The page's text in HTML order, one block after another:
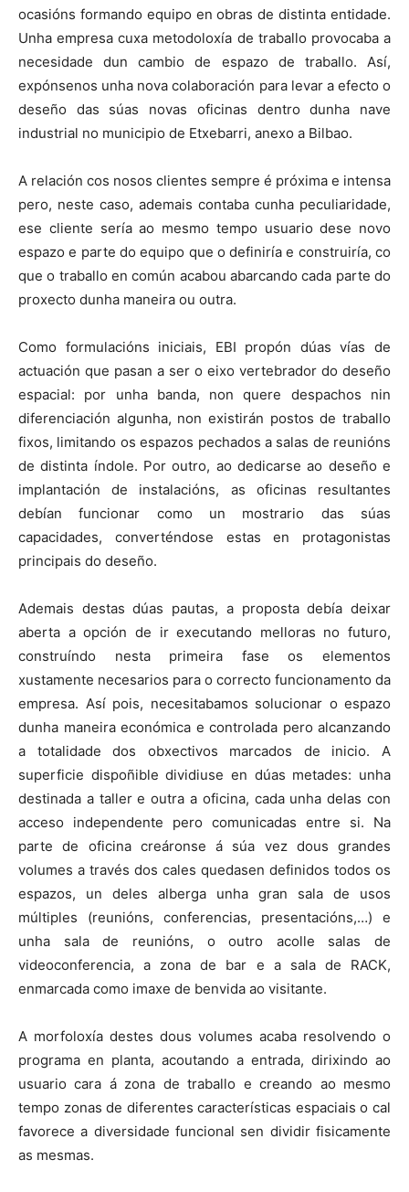
ocasións formando equipo en obras de distinta entidade.
Unha empresa cuxa metodoloxía de traballo provocaba a
necesidade dun cambio de espazo de traballo. Así,
expónsenos unha nova colaboración para levar a efecto o
deseño das súas novas oficinas dentro dunha nave
industrial no municipio de Etxebarri, anexo a Bilbao.
A relación cos nosos clientes sempre é próxima e intensa
pero, neste caso, ademais contaba cunha peculiaridade,
ese cliente sería ao mesmo tempo usuario dese novo
espazo e parte do equipo que o definiría e construiría, co
que o traballo en común acabou abarcando cada parte do
proxecto dunha maneira ou outra.
Como formulacións iniciais, EBI propón dúas vías de
actuación que pasan a ser o eixo vertebrador do deseño
espacial: por unha banda, non quere despachos nin
diferenciación algunha, non existirán postos de traballo
fixos, limitando os espazos pechados a salas de reunións
de distinta índole. Por outro, ao dedicarse ao deseño e
implantación de instalacións, as oficinas resultantes
debían funcionar como un mostrario das súas
capacidades, converténdose estas en protagonistas
principais do deseño.
Ademais destas dúas pautas, a proposta debía deixar
aberta a opción de ir executando melloras no futuro,
construíndo nesta primeira fase os elementos
xustamente necesarios para o correcto funcionamento da
empresa. Así pois, necesitabamos solucionar o espazo
dunha maneira económica e controlada pero alcanzando
a totalidade dos obxectivos marcados de inicio. A
superficie dispoñible dividiuse en dúas metades: unha
destinada a taller e outra a oficina, cada unha delas con
acceso independente pero comunicadas entre si. Na
parte de oficina creáronse á súa vez dous grandes
volumes a través dos cales quedasen definidos todos os
espazos, un deles alberga unha gran sala de usos
múltiples (reunións, conferencias, presentacións,…) e
unha sala de reunións, o outro acolle salas de
videoconferencia, a zona de bar e a sala de RACK,
enmarcada como imaxe de benvida ao visitante.
A morfoloxía destes dous volumes acaba resolvendo o
programa en planta, acoutando a entrada, dirixindo ao
usuario cara á zona de traballo e creando ao mesmo
tempo zonas de diferentes características espaciais o cal
favorece a diversidade funcional sen dividir fisicamente
as mesmas.